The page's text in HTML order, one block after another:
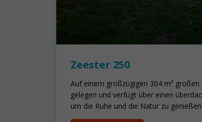
Zeester 250
Auf einem großzügigen 304 m²
gelegen und verfügt über einen
um die Ruhe und die Natur zu genießen.